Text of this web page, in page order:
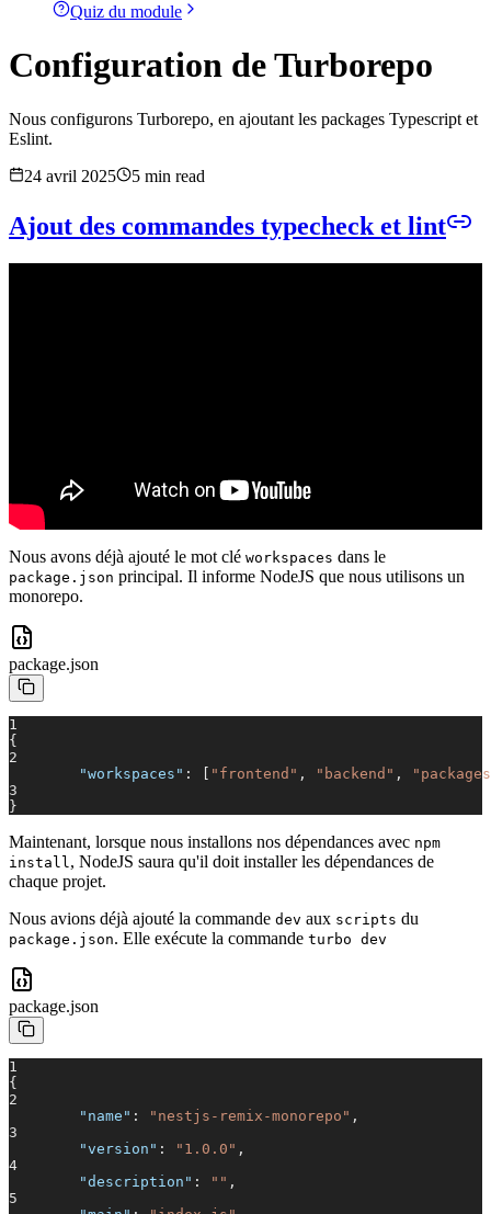
Quiz du module
Configuration de Turborepo
Nous configurons Turborepo, en ajoutant les packages Typescript et
Eslint.
24 avril 2025
5 min read
Ajout des commandes typecheck et lint
Nous avons déjà ajouté le mot clé workspaces dans le
package.json principal. Il informe NodeJS que nous utilisons un
monorepo.
package.json
1
{
2
"workspaces" : [ "frontend" , "backend" ,
3
}
Maintenant, lorsque nous installons nos dépendances avec npm
install , NodeJS saura qu'il doit installer les dépendances de
chaque projet.
Nous avions déjà ajouté la commande dev aux scripts du
package.json. Elle exécute la commande turbo dev
package.json
1
{
2
"name" : "nestjs-remix-monorepo" ,
3
"version" : "1.0.0" ,
4
"description" : "" ,
5